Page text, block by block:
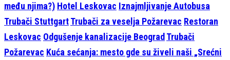
među njima?) Hotel Leskovac Iznajmljivanje Autobusa
Trubači StuttgartTrubači za veselja Požarevac Restoran
Leskovac Odgušenje kanalizacije Beograd Trubači
Požarevac Kuća sećanja: mesto gde su živeli naši „Srećni